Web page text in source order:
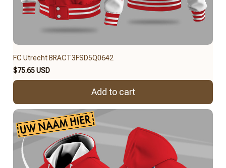
FC Utrecht BRACT3FSD5Q0642
$75.65 USD
Add to cart